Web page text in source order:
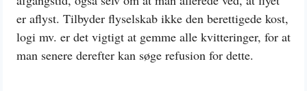
er aflyst. Tilbyder flyselskab ikke den berettigede kost,
logi mv. er det vigtigt at gemme alle kvitteringer, for at
man senere derefter kan søge refusion for dette.